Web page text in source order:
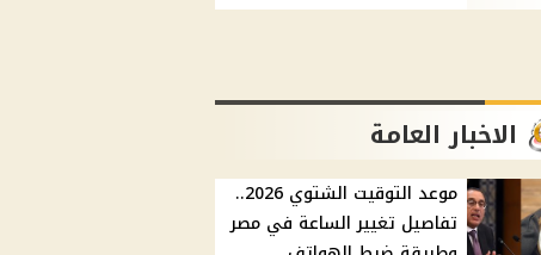
الاخبار العامة
موعد التوقيت الشتوي 2026..
تفاصيل تغيير الساعة في مصر